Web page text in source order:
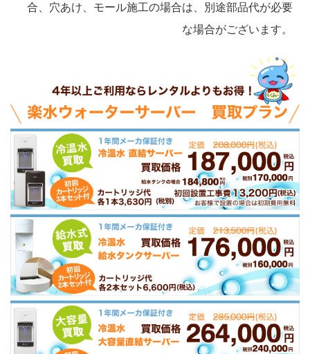
合、穴あけ、モール施工の場合は、別途部品代が必要
な場合がございます。